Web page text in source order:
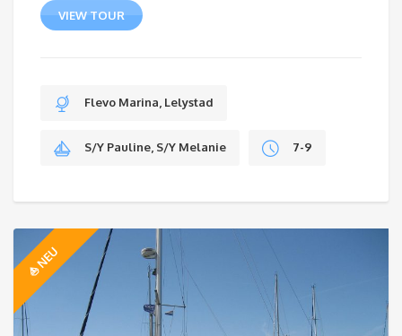
VIEW TOUR
Flevo Marina, Lelystad
S/Y Pauline, S/Y Melanie 7-9
⛵️ NEU